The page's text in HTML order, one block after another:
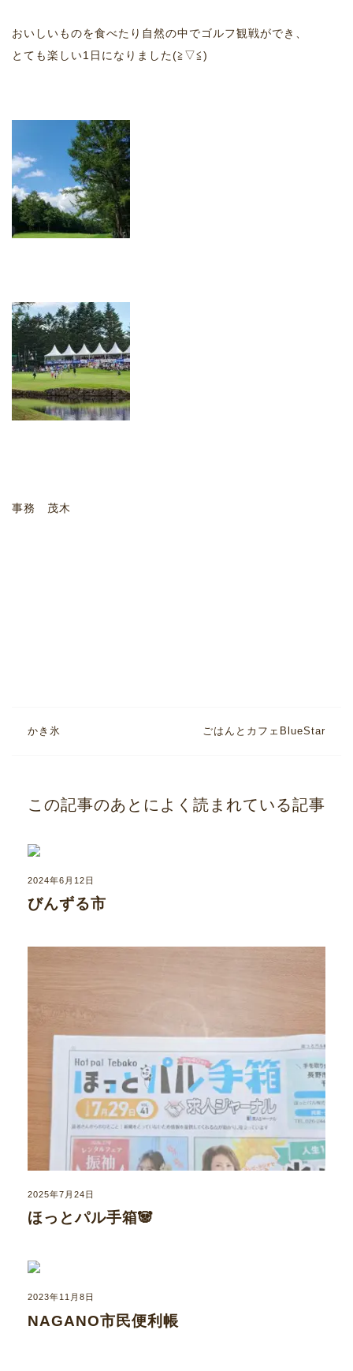
おいしいものを食べたり自然の中でゴルフ観戦ができ、
とても楽しい1日になりました(≧▽≦)
事務 茂木
かき氷 ごはんとカフェBlueStar
この記事のあとによく読まれている記事
2024年6月12日
びんずる市
2025年7月24日
ほっとパル手箱🐼
2023年11月8日
NAGANO市民便利帳